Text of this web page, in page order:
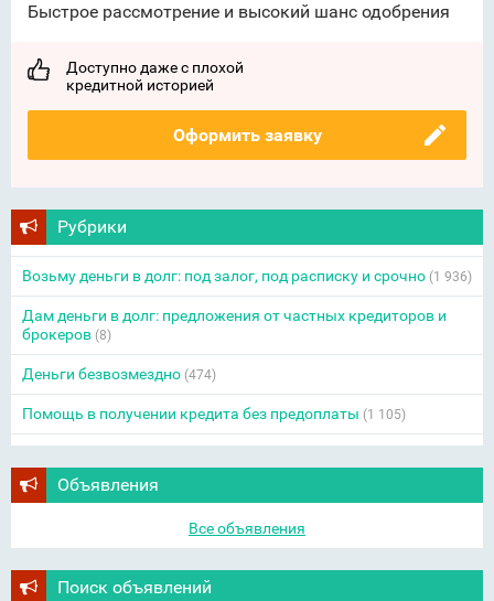
Быстрое рассмотрение и высокий шанс одобрения
Доступно даже с плохой
кредитной историей
Оформить заявку
Рубрики
Возьму деньги в долг: под залог, под расписку и срочно (1 936)
Дам деньги в долг: предложения от частных кредиторов и
брокеров (8)
Деньги безвозмездно (474)
Помощь в получении кредита без предоплаты (1 105)
Объявления
Все объявления
Поиск объявлений